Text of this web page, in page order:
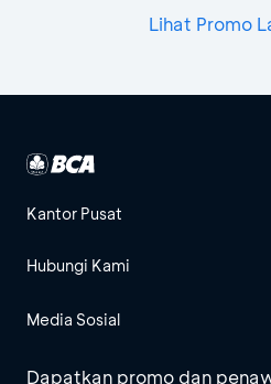
Lihat Promo
Kantor Pusat
Hubungi Kami
Media Sosial
Dapatkan promo dan